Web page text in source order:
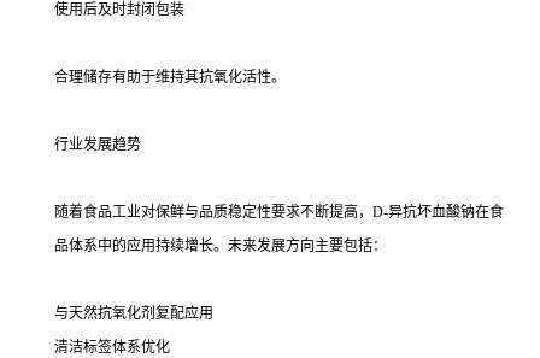
使用后及时封闭包装
合理储存有助于维持其抗氧化活性。
行业发展趋势
随着食品工业对保鲜与品质稳定性要求不断提高，D-异抗坏血酸钠在食
品体系中的应用持续增长。未来发展方向主要包括：
与天然抗氧化剂复配应用
清洁标签体系优化